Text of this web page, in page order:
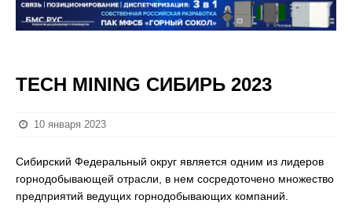
TECH MINING СИБИРЬ 2023
10 января 2023
Сибирский Федеральный округ является одним из лидеров
горнодобывающей отрасли, в нем сосредоточено множество
предприятий ведущих горнодобывающих компаний.